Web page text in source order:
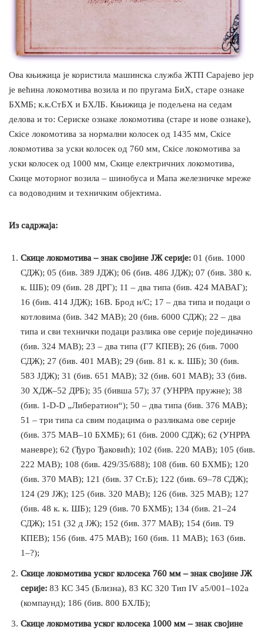
Ова књижица је користила машинска служба ЖТП Сарајево јер
је већина локомотива возила и по пругама БиХ, старе ознаке
БХМБ; к.к.СтБХ и БХЛБ. Књижица је подељена на седам
делова и то: Сериске ознаке локомотива (старе и нове ознаке),
Скice локомотива за нормални колосек од 1435 мм, Скice
локомотива за уски колосек од 760 мм, Скice локомотива за
уски колосек од 1000 мм, Скице електричних локомотива,
Скице моторног возила – шинобуса и Мапа железничке мреже
са водоводним и техничким објектима.
Из садржаја:
Скице локомотива – знак својине ЈЖ серије: 01 (бив. 1000
СДЖ); 05 (бив. 389 ЈДЖ); 06 (бив. 486 ЈДЖ); 07 (бив. 380 к.
к. ШБ); 09 (бив. 28 ДРГ); 11 – два типа (бив. 424 МАВАГ);
16 (бив. 414 ЈДЖ); 16В. Брод н/С; 17 – два типа и подаци о
котловима (бив. 342 МАВ); 20 (бив. 6000 СДЖ); 22 – два
типа и сви технички подаци разлика ове серије појединачно
(бив. 324 МАВ); 23 – два типа (Г7 КПЕВ); 26 (бив. 7000
СДЖ); 27 (бив. 401 МАВ); 29 (бив. 81 к. к. ШБ); 30 (бив.
583 ЈДЖ); 31 (бив. 651 МАВ); 32 (бив. 601 МАВ); 33 (бив.
30 ХДЖ–52 ДРБ); 35 (бивша 57); 37 (УНРРА пружне); 38
(бив. 1-D-D „Либератион“); 50 – два типа (бив. 376 МАВ);
51 – три типа са свим подацима о разликама ове серије
(бив. 375 МАВ–10 БХМБ); 61 (бив. 2000 СДЖ); 62 (УНРРА
маневре); 62 (Ђуро Ђаковић); 102 (бив. 220 МАВ); 105 (бив.
222 МАВ); 108 (бив. 429/35/688); 108 (бив. 60 БХМБ); 120
(бив. 370 МАВ); 121 (бив. 37 Ст.Б); 122 (бив. 69–78 СДЖ);
124 (29 ЈЖ); 125 (бив. 320 МАВ); 126 (бив. 325 МАВ); 127
(бив. 48 к. к. ШБ); 129 (бив. 70 БХМБ); 134 (бив. 21–24
СДЖ); 151 (32 д ЈЖ); 152 (бив. 377 МАВ); 154 (бив. T9
КПЕВ); 156 (бив. 475 МАВ); 160 (бив. 11 МАВ); 163 (бив.
1–?);
Скице локомотива уског колосека 760 мм – знак својине ЈЖ
серије: 83 КС 345 (Близна), 83 КС 320 Тип IV а5/001–102а
(компаунд); 186 (бив. 800 БХЛБ);
Скице локомотива уског колосека 1000 мм – знак својине